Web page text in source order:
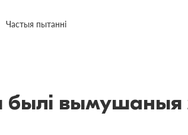
Частыя пытанні
былі вымушаныя